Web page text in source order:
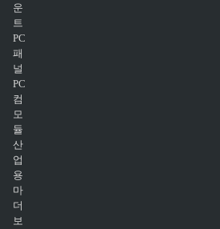
운
트
PC
패
널
PC
컴
모
듈
산
업
용
마
더
보